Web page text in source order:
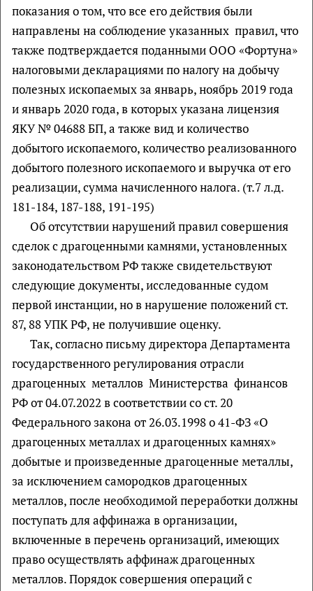
показания о том, что все его действия были
направлены на соблюдение указанных правил, что
также подтверждается поданными ООО «Фортуна»
налоговыми декларациями по налогу на добычу
полезных ископаемых за январь, ноябрь 2019 года
и январь 2020 года, в которых указана лицензия
ЯКУ № 04688 БП, а также вид и количество
добытого ископаемого, количество реализованного
добытого полезного ископаемого и выручка от его
реализации, сумма начисленного налога. (т.7 л.д.
181-184, 187-188, 191-195)
Об отсутствии нарушений правил совершения
сделок с драгоценными камнями, установленных
законодательством РФ также свидетельствуют
следующие документы, исследованные судом
первой инстанции, но в нарушение положений ст.
87, 88 УПК РФ, не получившие оценку.
Так, согласно письму директора Департамента
государственного регулирования отрасли
драгоценных металлов Министерства финансов
РФ от 04.07.2022 в соответствии со ст. 20
Федерального закона от 26.03.1998 о 41-ФЗ «О
драгоценных металлах и драгоценных камнях»
добытые и произведенные драгоценные металлы,
за исключением самородков драгоценных
металлов, после необходимой переработки должны
поступать для аффинажа в организации,
включенные в перечень организаций, имеющих
право осуществлять аффинаж драгоценных
металлов. Порядок совершения операций с